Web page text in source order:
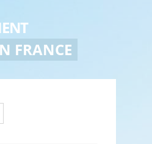
FRANCE